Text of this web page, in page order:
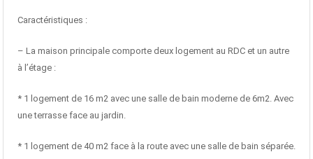
Caractéristiques :
– La maison principale comporte deux logement au RDC et un autre
à l’étage :
* 1 logement de 16 m2 avec une salle de bain moderne de 6m2. Avec
une terrasse face au jardin.
* 1 logement de 40 m2 face à la route avec une salle de bain séparée.